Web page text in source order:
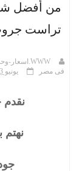
من أفضل
تراست
فى مصر
يونيو 03, 2026
نقدم
نهتم